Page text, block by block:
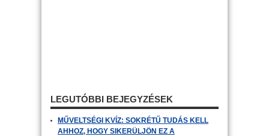
LEGUTÓBBI BEJEGYZÉSEK
MŰVELTSÉGI KVÍZ: SOKRÉTŰ TUDÁS KELL
AHHOZ, HOGY SIKERÜLJÖN EZ A